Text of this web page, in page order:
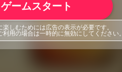
ゲームスタート
しむためには広告の表示が必要です。
用の場合は一時的に無効にしてください。